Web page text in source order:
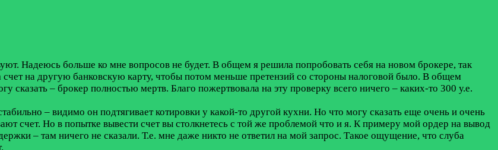
Надеюсь больше ко мне вопросов не будет. В общем я решила попробовать себя на новом брокере, так
счет на другую банковскую карту, чтобы потом меньше претензий со стороны налоговой было. В общем
сказать – брокер полностью мертв. Благо пожертвовала на эту проверку всего ничего – каких-то 300 у.е.
– видимо он подтягивает котировки у какой-то другой кухни. Но что могу сказать еще очень и очень
счет. Но в попытке вывести счет вы столкнетесь с той же проблемой что и я. К примеру мой ордер на вывод
– там ничего не сказали. Т.е. мне даже никто не ответил на мой запрос. Такое ощущение, что слуба